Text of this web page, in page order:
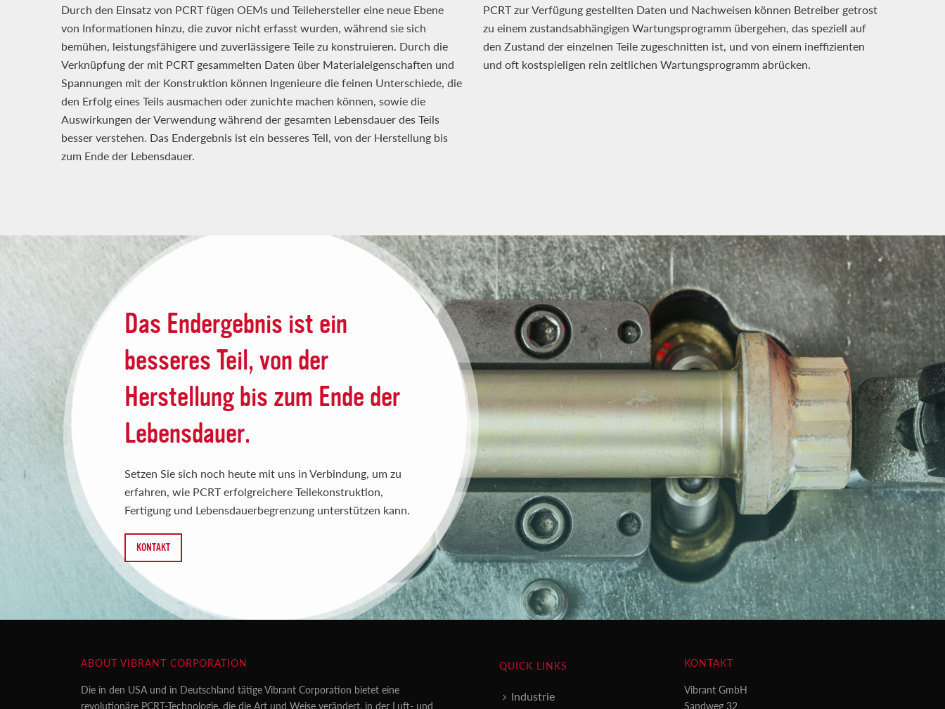
Durch den Einsatz von PCRT fügen OEMs und Teilehersteller eine neue Ebene
von Informationen hinzu, die zuvor nicht erfasst wurden, während sie sich
bemühen, leistungsfähigere und zuverlässigere Teile zu konstruieren. Durch die
Verknüpfung der mit PCRT gesammelten Daten über Materialeigenschaften und
Spannungen mit der Konstruktion können Ingenieure die feinen Unterschiede, die
den Erfolg eines Teils ausmachen oder zunichte machen können, sowie die
Auswirkungen der Verwendung während der gesamten Lebensdauer des Teils
besser verstehen. Das Endergebnis ist ein besseres Teil, von der Herstellung bis
zum Ende der Lebensdauer.
PCRT zur Verfügung gestellten Daten und Nachweisen können Betreiber getrost
zu einem zustandsabhängigen Wartungsprogramm übergehen, das speziell auf
den Zustand der einzelnen Teile zugeschnitten ist, und von einem ineffizienten
und oft kostspieligen rein zeitlichen Wartungsprogramm abrücken.
Das Endergebnis ist ein
besseres Teil, von der
Herstellung bis zum Ende der
Lebensdauer.
Setzen Sie sich noch heute mit uns in Verbindung, um zu
erfahren, wie PCRT erfolgreichere Teilekonstruktion,
Fertigung und Lebensdauerbegrenzung unterstützen kann.
KONTAKT
ABOUT VIBRANT CORPORATION
Die in den USA und in Deutschland tätige Vibrant Corporation bietet eine
revolutionäre PCRT-Technologie, die die Art und Weise verändert, in der Luft- und
QUICK LINKS
Industrie
KONTAKT
Vibrant GmbH
Sandweg 32